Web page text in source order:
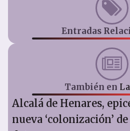
Entradas
También en
Alcalá de Henares,
nueva ‘colonización’